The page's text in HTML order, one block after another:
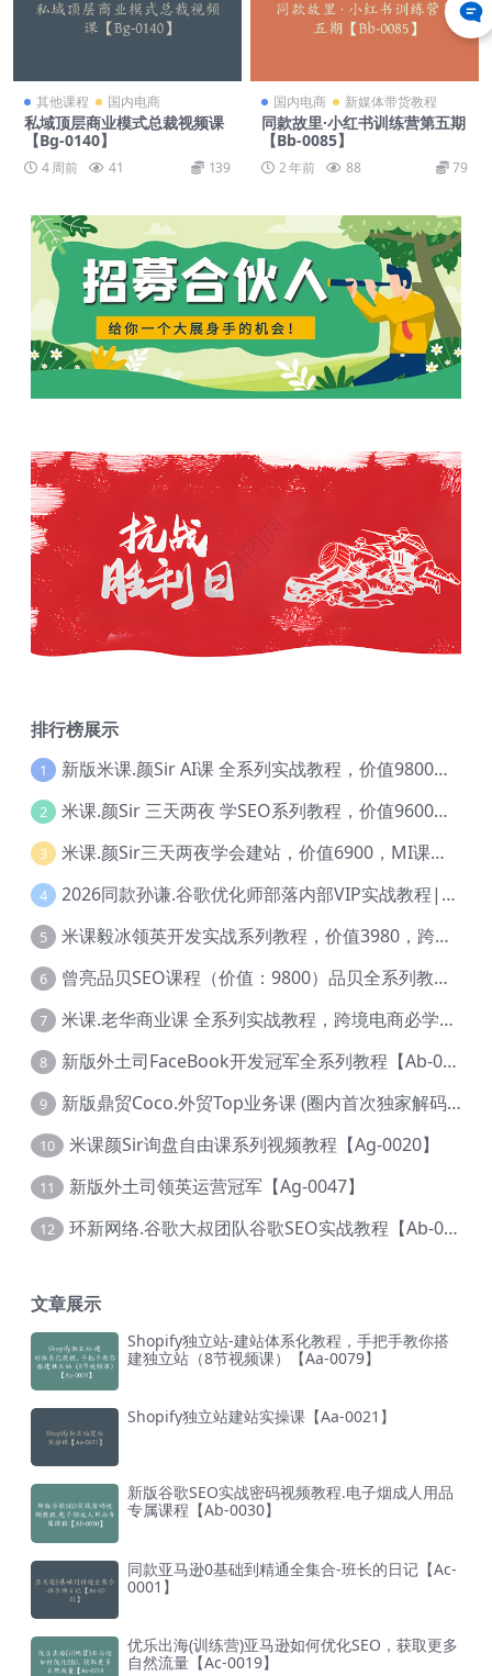
其他课程 国内电商
私域顶层商业模式总裁视频课
【Bg-0140】
4 周前 41 139
国内电商 新媒体带货教程
同款故里·小红书训练营第五期
【Bb-0085】
2 年前 88 79
排行榜展示
1 新版米课.颜Sir AI课 全系列实战教程，价值9800，跨境首选！【Ag-0052】
2 米课.颜Sir 三天两夜 学SEO系列教程，价值9600元，跨境人都在学 【Ag-0056】
3 米课.颜Sir三天两夜学会建站，价值6900，MI课甄选课程 【Ag-0055】
4 2026同款孙谦.谷歌优化师部落内部VIP实战教程|价值4999元全网独家解码（官方报名版本）【@034】
5 米课毅冰领英开发实战系列教程，价值3980，跨境必选【Ag-0049】
6 曾亮品贝SEO课程（价值：9800）品贝全系列教程 【Ab-0022】
7 米课.老华商业课 全系列实战教程，跨境电商必学，价值16900元【Ag-0053】
8 新版外土司FaceBook开发冠军全系列教程【Ab-0021】
9 新版鼎贸Coco.外贸Top业务课 (圈内首次独家解码|460节课)【Ag-0091】
10 米课颜Sir询盘自由课系列视频教程【Ag-0020】
11 新版外土司领英运营冠军【Ag-0047】
12 环新网络.谷歌大叔团队谷歌SEO实战教程【Ab-0024】
文章展示
Shopify独立站-建站体系化教程，手把手教你搭
建独立站（8节视频课）【Aa-0079】
Shopify独立站建站实操课【Aa-0021】
新版谷歌SEO实战密码视频教程.电子烟成人用品
专属课程【Ab-0030】
同款亚马逊0基础到精通全集合-班长的日记【Ac-
0001】
优乐出海(训练营)亚马逊如何优化SEO，获取更多
自然流量【Ac-0019】